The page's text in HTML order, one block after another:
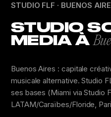
STUDIO FLF · BUENOS
STUDIO
MEDIA À
Buenos Aires : capitale
musicale alternative. Studio
ses bases (Miami via Studio
LATAM/Caraïbes/Floride,